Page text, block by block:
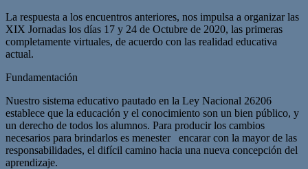
La respuesta a los encuentros anteriores, nos impulsa a organizar las
XIX Jornadas los días 17 y 24 de Octubre de 2020, las primeras
completamente virtuales, de acuerdo con las realidad educativa
actual.
Fundamentación
Nuestro sistema educativo pautado en la Ley Nacional 26206
establece que la educación y el conocimiento son un bien público, y
un derecho de todos los alumnos. Para producir los cambios
necesarios para brindarlos es menester encarar con la mayor de las
responsabilidades, el difícil camino hacia una nueva concepción del
aprendizaje.